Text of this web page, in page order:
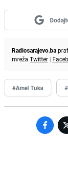
Radiosarajevo.ba
mreža Twitter |
#Amel Tuka